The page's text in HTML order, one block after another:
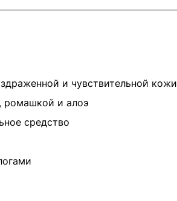
и чувствительной кожи
ромашкой и алоэ
средство